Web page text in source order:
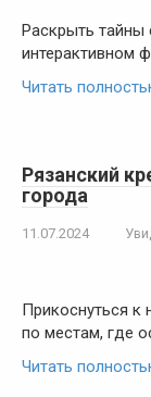
Раскрыть тайны
интерактивном
Читать
Рязанский
города
11.07.2024
Прикоснуться к
по местам, где
Читать